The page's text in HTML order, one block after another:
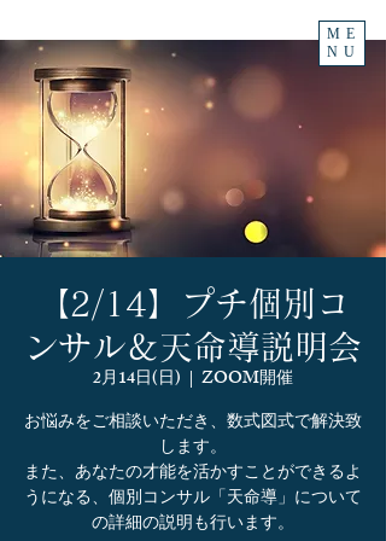
ME
NU
【2/14】プチ個別コ
ンサル＆天命導説明会
2月14日(日)
  |
ZOOM開催
お悩みをご相談いただき、数式図式で解決致
します。
また、あなたの才能を活かすことができるよ
うになる、個別コンサル「天命導」について
の詳細の説明も行います。